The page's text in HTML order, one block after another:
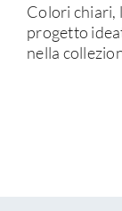
Colori chiari,
progetto
nella